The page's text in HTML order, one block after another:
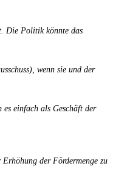
Die Politik könnte das
wenn sie und der
es einfach als Geschäft der
der Fördermenge zu